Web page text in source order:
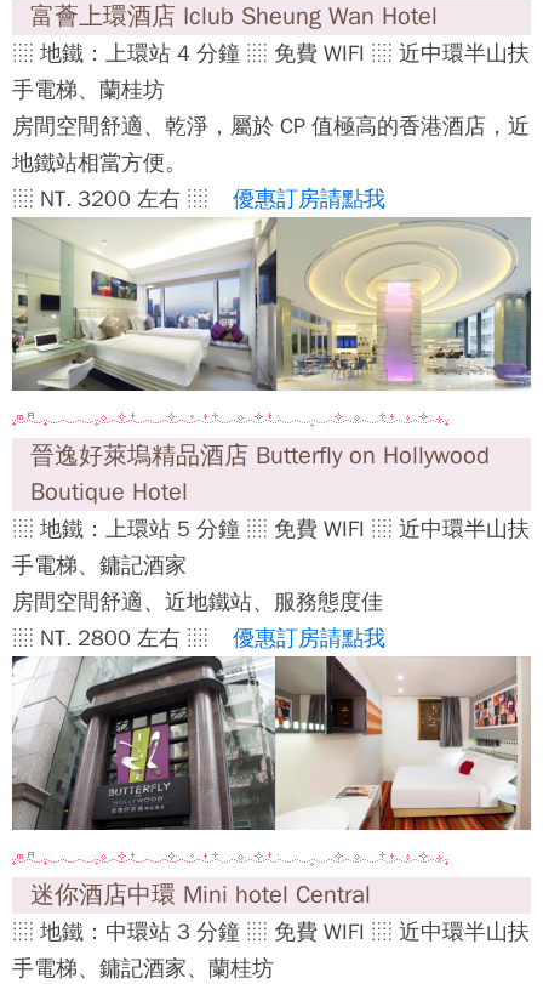
富薈上環酒店 Iclub Sheung Wan Hotel
░ 地鐵：上環站 4 分鐘 ░ 免費 WIFI ░ 近中環半山扶
手電梯、蘭桂坊
房間空間舒適、乾淨，屬於 CP 值極高的香港酒店，近
地鐵站相當方便。
░ NT. 3200 左右 ░ 優惠訂房請點我
晉逸好萊塢精品酒店 Butterfly on Hollywood
Boutique Hotel
░ 地鐵：上環站 5 分鐘 ░ 免費 WIFI ░ 近中環半山扶
手電梯、鏞記酒家
房間空間舒適、近地鐵站、服務態度佳
░ NT. 2800 左右 ░ 優惠訂房請點我
迷你酒店中環 Mini hotel Central
░ 地鐵：中環站 3 分鐘 ░ 免費 WIFI ░ 近中環半山扶
手電梯、鏞記酒家、蘭桂坊